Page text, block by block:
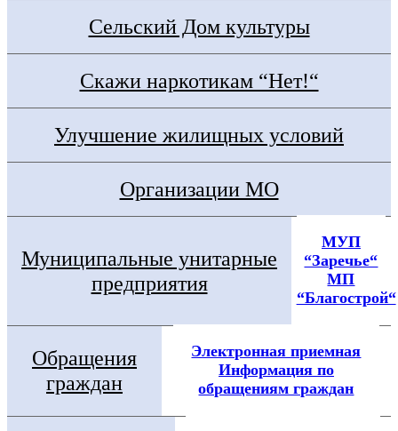
Сельский Дом культуры
Скажи наркотикам “Нет!“
Улучшение жилищных условий
Организации МО
Муниципальные унитарные
предприятия
МУП
“Заречье“
МП
“Благострой“
Обращения
граждан
Электронная приемная
Информация по
обращениям граждан